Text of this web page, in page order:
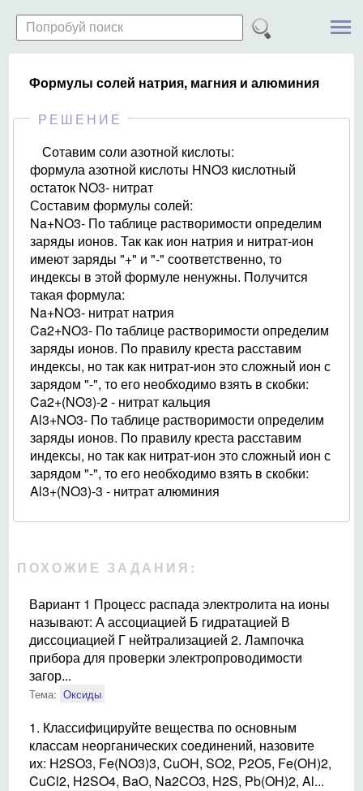
Формулы солей натрия, магния и алюминия
РЕШЕНИЕ
Сотавим соли азотной кислоты:
формула азотной кислоты HNO3 кислотный
остаток NO3- нитрат
Составим формулы солей:
Na+NO3- По таблице растворимости определим
заряды ионов. Так как ион натрия и нитрат-ион
имеют заряды "+" и "-" соответственно, то
индексы в этой формуле ненужны. Получится
такая формула:
Na+NO3- нитрат натрия
Ca2+NO3- По таблице растворимости определим
заряды ионов. По правилу креста расставим
индексы, но так как нитрат-ион это сложный ион с
зарядом "-", то его необходимо взять в скобки:
Ca2+(NO3)-2 - нитрат кальция
Al3+NO3- По таблице растворимости определим
заряды ионов. По правилу креста расставим
индексы, но так как нитрат-ион это сложный ион с
зарядом "-", то его необходимо взять в скобки:
Al3+(NO3)-3 - нитрат алюминия
ПОХОЖИЕ ЗАДАНИЯ:
Вариант 1 Процесс распада электролита на ионы
называют: А ассоциацией Б гидратацией В
диссоциацией Г нейтрализацией 2. Лампочка
прибора для проверки электропроводимости
загор...
Тема: Оксиды
1. Классифицируйте вещества по основным
классам неорганических соединений, назовите
их: H2SO3, Fe(NO3)3, CuOH, SO2, P2O5, Fe(OH)2,
CuCl2, H2SO4, BaO, Na2CO3, H2S, Pb(OH)2, Al...